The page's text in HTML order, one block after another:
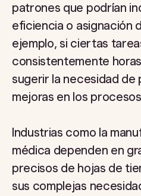
patrones que podrían
eficiencia o asignación
ejemplo, si ciertas
consistentemente
sugerir la necesidad de
mejoras en los
Industrias como la
médica dependen en
precisos de hojas de
sus complejas